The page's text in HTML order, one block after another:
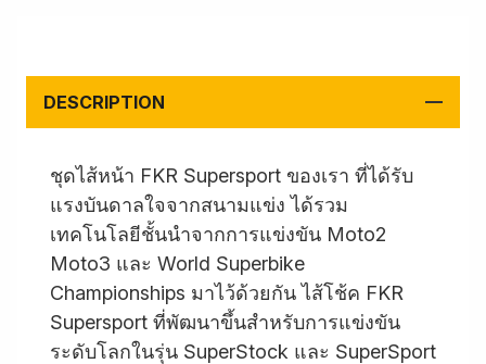
DESCRIPTION
ชุดไส้หน้า FKR Supersport ของเรา ที่ได้รับ
แรงบันดาลใจจากสนามแข่ง ได้รวม
เทคโนโลยีชั้นนำจากการแข่งขัน Moto2
Moto3 และ World Superbike
Championships มาไว้ด้วยกัน ไส้โช้ค FKR
Supersport ที่พัฒนาขึ้นสำหรับการแข่งขัน
ระดับโลกในรุ่น SuperStock และ SuperSport